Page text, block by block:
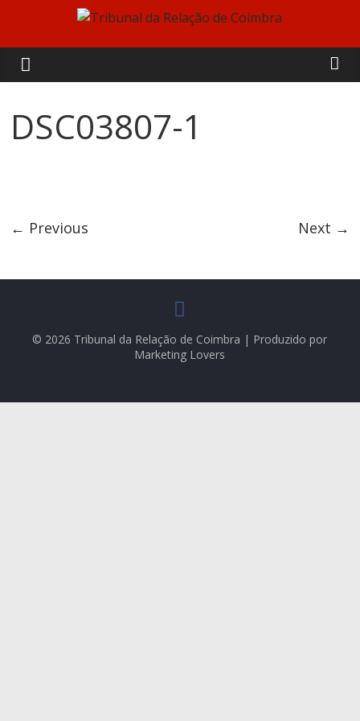
content
Tribunal
da
Relação
Coimbra
DSC03807-1
← Previous Next →
© 2026 Tribunal da Relação de Coimbra | Produzido por
Marketing Lovers